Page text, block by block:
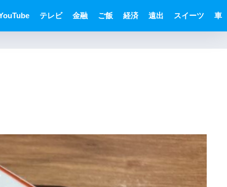
テレビ 金融 ご飯 経済 遠出 スイーツ 車